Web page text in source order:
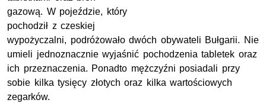
gazową. W pojeździe, który
pochodził z czeskiej
wypożyczalni, podróżowało dwóch obywateli Bułgarii. Nie
umieli jednoznacznie wyjaśnić pochodzenia tabletek oraz
ich przeznaczenia. Ponadto mężczyźni posiadali przy
sobie kilka tysięcy złotych oraz kilka wartościowych
zegarków.